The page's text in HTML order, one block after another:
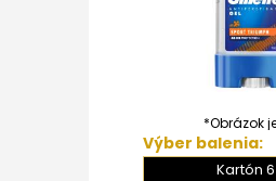
*Obrázok
Výber balenia:
Kartón